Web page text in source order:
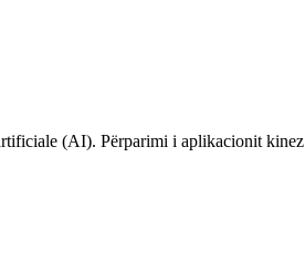
(AI). Përparimi i aplikacionit